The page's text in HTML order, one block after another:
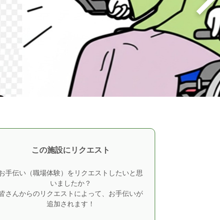
この施設にリクエスト
手伝い（職場体験）をリクエストしたいと思
いましたか？
さんからのリクエストによって、お手伝いが
追加されます！